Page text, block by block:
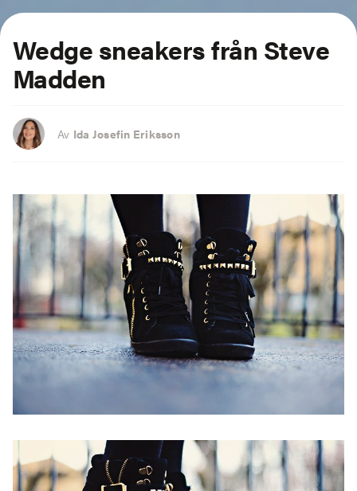
Wedge sneakers från Steve
Madden
Av Ida Josefin Eriksson